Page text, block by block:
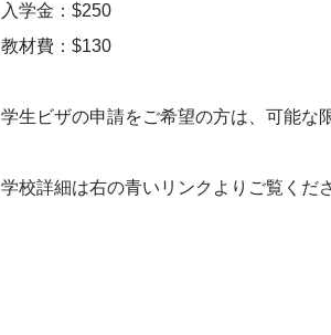
入学金：$250
教材費：$130
学生ビザの申請をご希望の方は、可能な
学校詳細は右の青いリンクよりご覧くだ